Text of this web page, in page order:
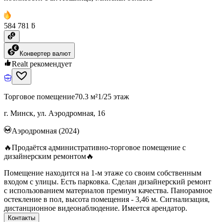
584 781 ƃ
Конвертер валют
Realt рекомендует
Торговое помещение70.3 м²1/25 этаж
г. Минск, ул. Аэродромная, 16
Аэродромная (2024)
🔥Продаётся административно-торговое помещение с
дизайнерским ремонтом🔥
Помещение находится на 1-м этаже со своим собственным
входом с улицы. Есть парковка. Сделан дизайнерский ремонт
с использованием материалов премиум качества. Панорамное
остекление в пол, высота помещения - 3,46 м. Сигнализация,
дистанционное видеонаблюдение. Имеется арендатор.
Контакты